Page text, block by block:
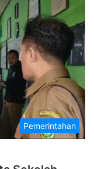
Pemerintahan